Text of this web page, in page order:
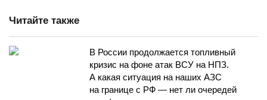
Читайте также
В России продолжается топливный
кризис на фоне атак ВСУ на НПЗ.
А какая ситуация на наших АЗС
на границе с РФ — нет ли очередей